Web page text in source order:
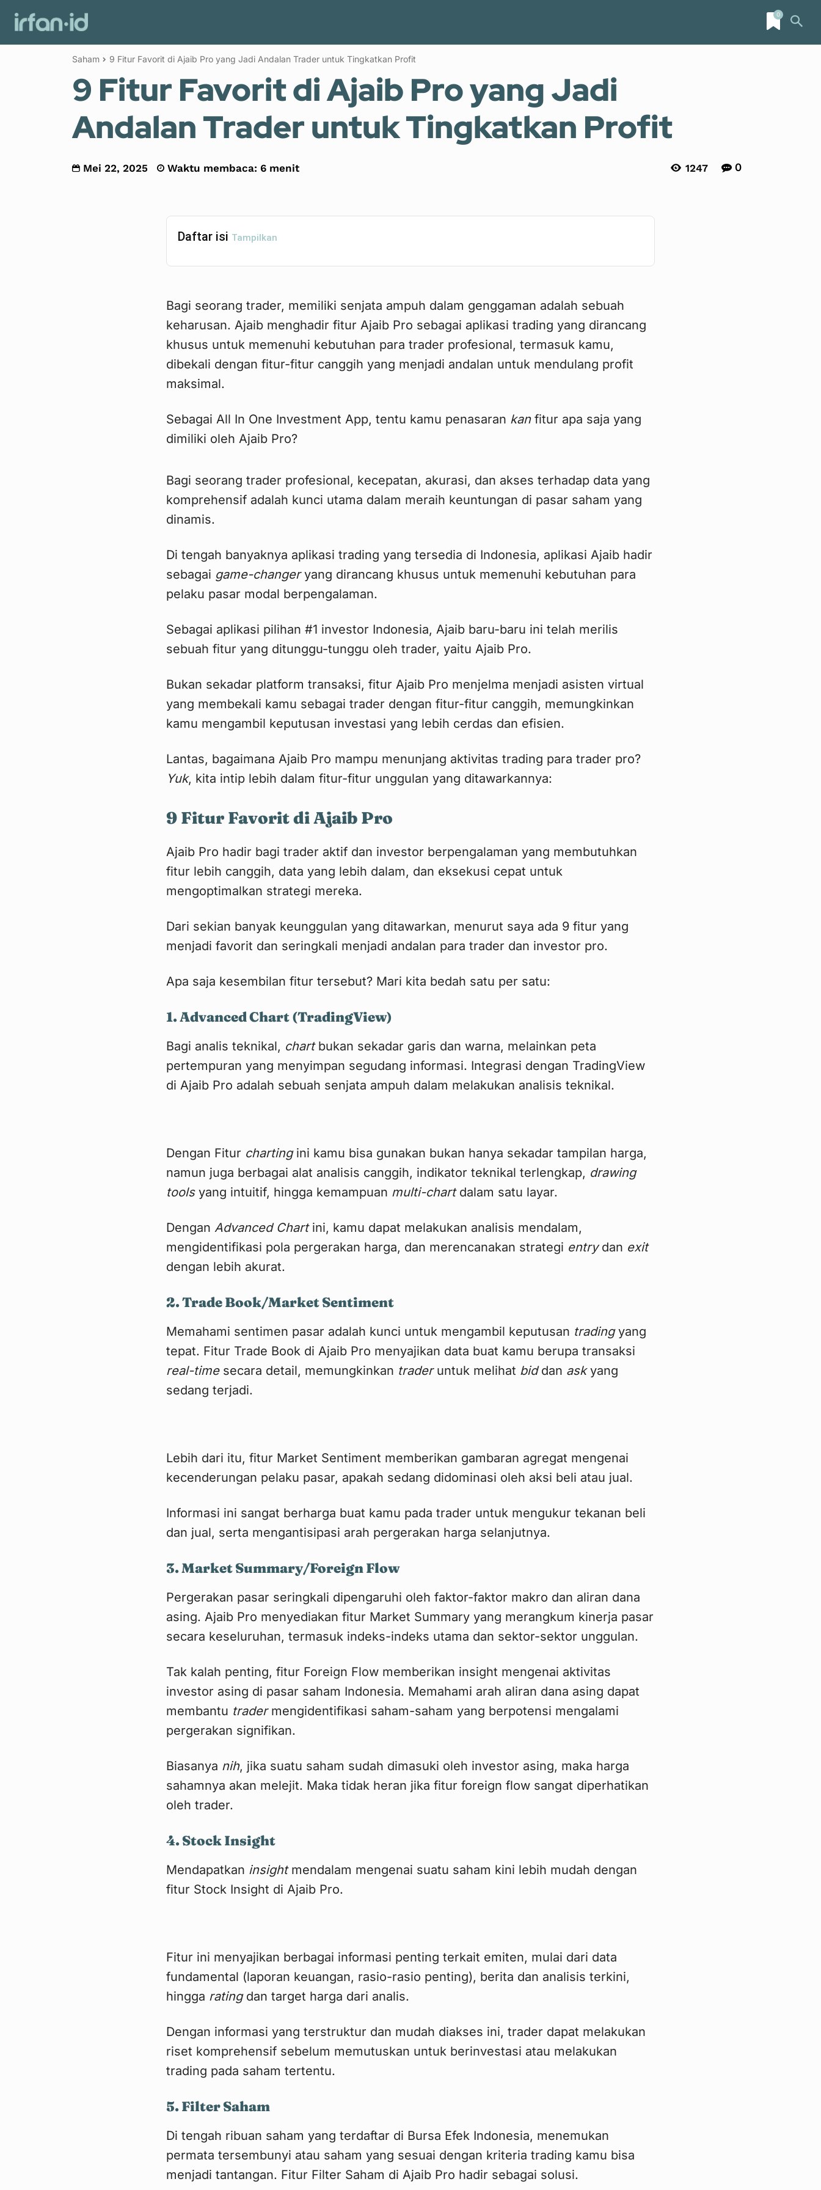
0
Saham 9 Fitur Favorit di Ajaib Pro yang Jadi Andalan Trader untuk Tingkatkan Profit
9 Fitur Favorit di Ajaib Pro yang Jadi
Andalan Trader untuk Tingkatkan Profit
Mei 22, 2025 Waktu membaca: 6 menit 0
1247
Daftar isi Tampilkan
Bagi seorang trader, memiliki senjata ampuh dalam genggaman adalah sebuah
keharusan. Ajaib menghadir fitur Ajaib Pro sebagai aplikasi trading yang dirancang
khusus untuk memenuhi kebutuhan para trader profesional, termasuk kamu,
dibekali dengan fitur-fitur canggih yang menjadi andalan untuk mendulang profit
maksimal.
Sebagai All In One Investment App, tentu kamu penasaran kan fitur apa saja yang
dimiliki oleh Ajaib Pro?
Bagi seorang trader profesional, kecepatan, akurasi, dan akses terhadap data yang
komprehensif adalah kunci utama dalam meraih keuntungan di pasar saham yang
dinamis.
Di tengah banyaknya aplikasi trading yang tersedia di Indonesia, aplikasi Ajaib hadir
sebagai game-changeryang dirancang khusus untuk memenuhi kebutuhan para
pelaku pasar modal berpengalaman.
Sebagai aplikasi pilihan #1 investor Indonesia, Ajaib baru-baru ini telah merilis
sebuah fitur yang ditunggu-tunggu oleh trader, yaitu Ajaib Pro.
Bukan sekadar platform transaksi, fitur Ajaib Pro menjelma menjadi asisten virtual
yang membekali kamu sebagai trader dengan fitur-fitur canggih, memungkinkan
kamu mengambil keputusan investasi yang lebih cerdas dan efisien.
Lantas, bagaimana Ajaib Pro mampu menunjang aktivitas trading para trader pro?
Yuk, kita intip lebih dalam fitur-fitur unggulan yang ditawarkannya:
9 Fitur Favorit di Ajaib Pro
Ajaib Pro hadir bagi trader aktif dan investor berpengalaman yang membutuhkan
fitur lebih canggih, data yang lebih dalam, dan eksekusi cepat untuk
mengoptimalkan strategi mereka.
Dari sekian banyak keunggulan yang ditawarkan, menurut saya ada 9 fitur yang
menjadi favorit dan seringkali menjadi andalan para trader dan investor pro.
Apa saja kesembilan fitur tersebut? Mari kita bedah satu per satu:
1. Advanced Chart (TradingView)
Bagi analis teknikal, chartbukan sekadar garis dan warna, melainkan peta
pertempuran yang menyimpan segudang informasi. Integrasi dengan TradingView
di Ajaib Pro adalah sebuah senjata ampuh dalam melakukan analisis teknikal.
Dengan Fitur chartingini kamu bisa gunakan bukan hanya sekadar tampilan harga,
namun juga berbagai alat analisis canggih, indikator teknikal terlengkap, drawing
toolsyang intuitif, hingga kemampuan multi-chartdalam satu layar.
Dengan Advanced Chartini, kamu dapat melakukan analisis mendalam,
mengidentifikasi pola pergerakan harga, dan merencanakan strategi entrydan exit
dengan lebih akurat.
2. Trade Book/Market Sentiment
Memahami sentimen pasar adalah kunci untuk mengambil keputusan tradingyang
tepat. Fitur Trade Book di Ajaib Pro menyajikan data buat kamu berupa transaksi
real-timesecara detail, memungkinkan traderuntuk melihat biddan askyang
sedang terjadi.
Lebih dari itu, fitur Market Sentiment memberikan gambaran agregat mengenai
kecenderungan pelaku pasar, apakah sedang didominasi oleh aksi beli atau jual.
Informasi ini sangat berharga buat kamu pada trader untuk mengukur tekanan beli
dan jual, serta mengantisipasi arah pergerakan harga selanjutnya.
3. Market Summary/Foreign Flow
Pergerakan pasar seringkali dipengaruhi oleh faktor-faktor makro dan aliran dana
asing. Ajaib Pro menyediakan fitur Market Summary yang merangkum kinerja pasar
secara keseluruhan, termasuk indeks-indeks utama dan sektor-sektor unggulan.
Tak kalah penting, fitur Foreign Flow memberikan insight mengenai aktivitas
investor asing di pasar saham Indonesia. Memahami arah aliran dana asing dapat
membantu tradermengidentifikasi saham-saham yang berpotensi mengalami
pergerakan signifikan.
Biasanya nih, jika suatu saham sudah dimasuki oleh investor asing, maka harga
sahamnya akan melejit. Maka tidak heran jika fitur foreign flow sangat diperhatikan
oleh trader.
4. Stock Insight
Mendapatkan insightmendalam mengenai suatu saham kini lebih mudah dengan
fitur Stock Insight di Ajaib Pro.
Fitur ini menyajikan berbagai informasi penting terkait emiten, mulai dari data
fundamental (laporan keuangan, rasio-rasio penting), berita dan analisis terkini,
hingga ratingdan target harga dari analis.
Dengan informasi yang terstruktur dan mudah diakses ini, trader dapat melakukan
riset komprehensif sebelum memutuskan untuk berinvestasi atau melakukan
trading pada saham tertentu.
5. Filter Saham
Di tengah ribuan saham yang terdaftar di Bursa Efek Indonesia, menemukan
permata tersembunyi atau saham yang sesuai dengan kriteria trading kamu bisa
menjadi tantangan. Fitur Filter Saham di Ajaib Pro hadir sebagai solusi.